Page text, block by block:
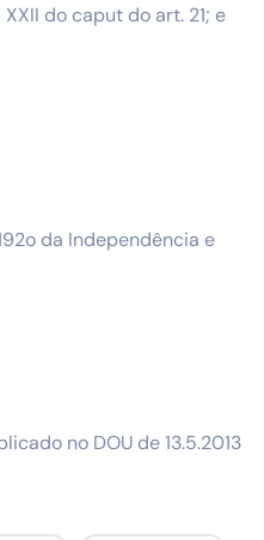
do caput do art. 21; e
da Independência e
no DOU de 13.5.2013